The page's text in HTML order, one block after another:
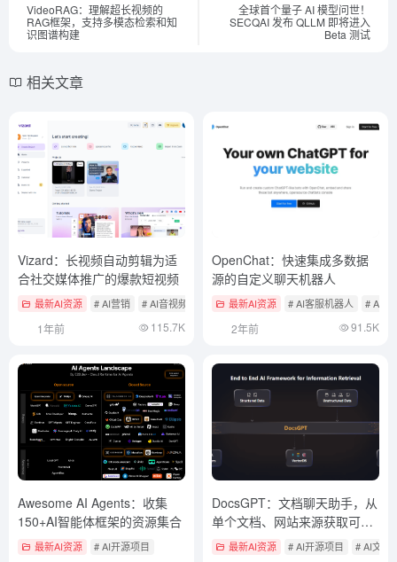
VideoRAG：理解超长视频的
RAG框架，支持多模态检索和知
识图谱构建
全球首个量子 AI 模型问世！
SECQAI 发布 QLLM 即将进入
Beta 测试
相关文章
Vizard：长视频自动剪辑为适
合社交媒体推广的爆款短视频
最新AI资源 # AI营销 # AI音视频编辑
1年前 115.7K
OpenChat：快速集成多数据
源的自定义聊天机器人
最新AI资源 # AI客服机器人 # AI开
2年前 91.5K
Awesome AI Agents：收集
150+AI智能体框架的资源集合
最新AI资源 # AI开源项目
DocsGPT：文档聊天助手，从
单个文档、网站来源获取可靠
的答案，支持本地部署
最新AI资源 # AI开源项目 # AI文本